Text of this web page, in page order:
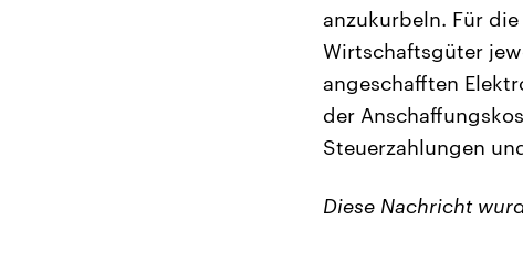
anzukurbeln. Für
Wirtschaftsgüter
angeschafften
der
Steuerzahlungen
Diese Nachricht